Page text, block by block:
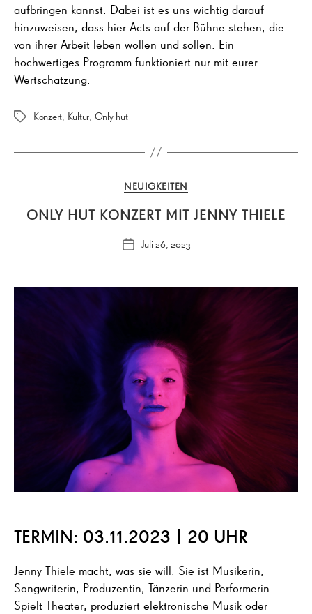
aufbringen kannst. Dabei ist es uns wichtig darauf
hinzuweisen, dass hier Acts auf der Bühne stehen, die
von ihrer Arbeit leben wollen und sollen. Ein
hochwertiges Programm funktioniert nur mit eurer
Wertschätzung.
Schlagwörter
Konzert Kultur Only hut
Kategorien
NEUIGKEITEN
ONLY HUT KONZERT MIT JENNY THIELE
Veröffentlichungsdatum
Juli 26, 2023
TERMIN: 03.11.2023 | 20 UHR
Jenny Thiele macht, was sie will. Sie ist Musikerin,
Songwriterin, Produzentin, Tänzerin und Performerin.
Spielt Theater, produziert elektronische Musik oder